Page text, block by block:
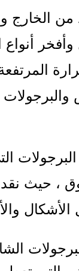
الخارج
، حيث نقدم